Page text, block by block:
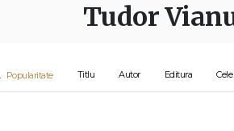
Tudor
Popularitate Titlu Autor Editura